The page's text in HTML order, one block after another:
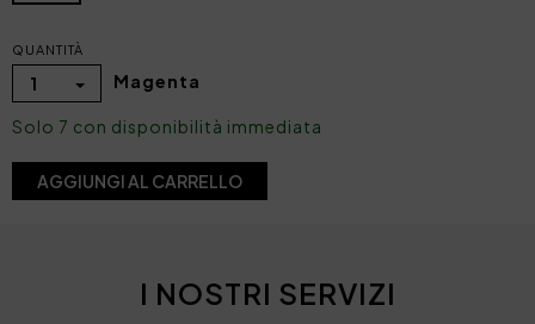
QUANTITÀ
1 Magenta
Solo 7 con disponibilità immediata
AGGIUNGI AL CARRELLO
I NOSTRI SERVIZI